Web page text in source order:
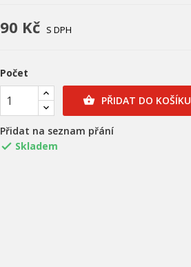
90 Kč S DPH
Počet
 PŘIDAT DO KOŠÍKU
Přidat na seznam přání
 Skladem